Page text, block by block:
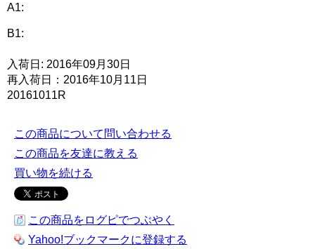
A1:
B1:
入荷日: 2016年09月30日
再入荷日：2016年10月11日
20161011R
この商品について問い合わせる
この商品を友達に教える
買い物を続ける
この商品をログピでつぶやく
Yahoo!ブックマークに登録する